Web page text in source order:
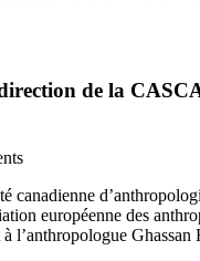
de la
canadienne
européenne des
l’anthropologue